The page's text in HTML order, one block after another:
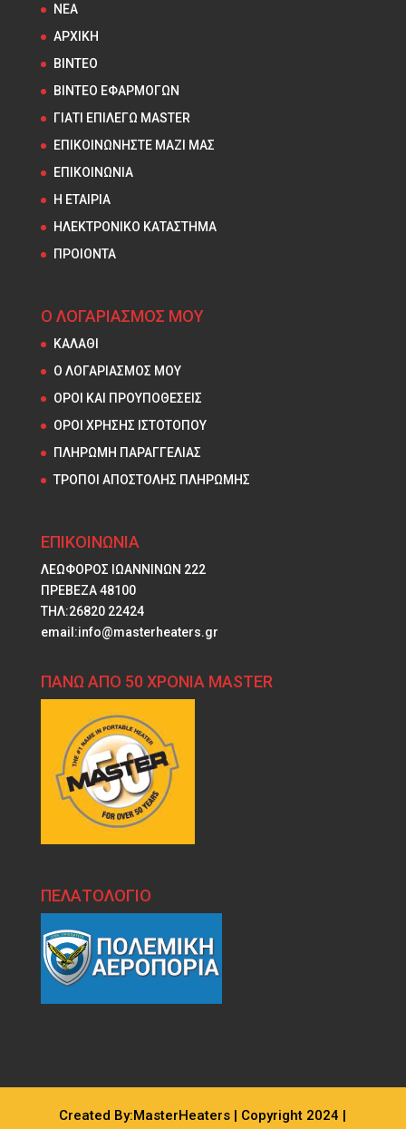
NEA
ΑΡΧΙΚΗ
ΒΙΝΤΕΟ
ΒΙΝΤΕΟ ΕΦΑΡΜΟΓΩΝ
ΓΙΑΤΙ ΕΠΙΛΕΓΩ MASTER
ΕΠΙΚΟΙΝΩΝΗΣΤΕ ΜΑΖΙ ΜΑΣ
ΕΠΙΚΟΙΝΩΝΙΑ
Η ΕΤΑΙΡΙΑ
ΗΛΕΚΤΡΟΝΙΚΟ ΚΑΤΑΣΤΗΜΑ
ΠΡΟΙΟΝΤΑ
Ο ΛΟΓΑΡΙΑΣΜΟΣ ΜΟΥ
ΚΑΛΑΘΙ
Ο ΛΟΓΑΡΙΑΣΜΟΣ ΜΟΥ
ΟΡΟΙ ΚΑΙ ΠΡΟΥΠΟΘΕΣΕΙΣ
ΟΡΟΙ ΧΡΗΣΗΣ ΙΣΤΟΤΟΠΟΥ
ΠΛΗΡΩΜΗ ΠΑΡΑΓΓΕΛΙΑΣ
ΤΡΟΠΟΙ ΑΠΟΣΤΟΛΗΣ ΠΛΗΡΩΜΗΣ
ΕΠΙΚΟΙΝΩΝΙΑ
ΛΕΩΦΟΡΟΣ ΙΩΑΝΝΙΝΩΝ 222
ΠΡΕΒΕΖΑ 48100
ΤΗΛ:26820 22424
email:info@masterheaters.gr
ΠΑΝΩ ΑΠΟ 50 ΧΡΟΝΙΑ MASTER
ΠΕΛΑΤΟΛΟΓΙΟ
Created By:MasterHeaters | Copyright 2024 |